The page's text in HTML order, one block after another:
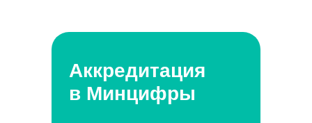
Аккредитация
в Минцифры